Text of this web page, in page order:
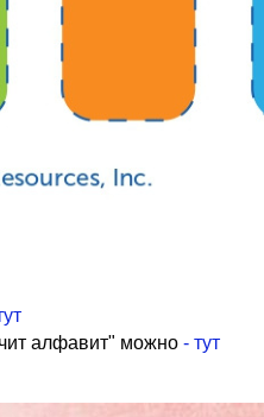
алфавит" можно - тут